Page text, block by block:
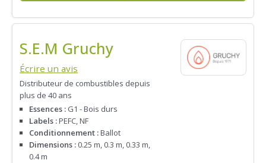
S.E.M Gruchy
Écrire un avis
Distributeur de combustibles depuis
plus de 40 ans
Essences : G1 - Bois durs
Labels :PEFC, NF
Conditionnement :Ballot
Dimensions : 0.25 m, 0.3 m, 0.33 m,
0.4 m